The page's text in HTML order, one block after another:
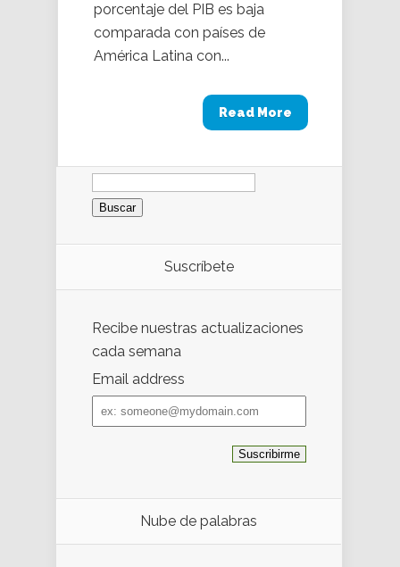
porcentaje del PIB es baja
comparada con países de
América Latina con...
Read More
Buscar:
Suscríbete
Recibe nuestras actualizaciones
cada semana
Email address
Email
address
Nube de palabras